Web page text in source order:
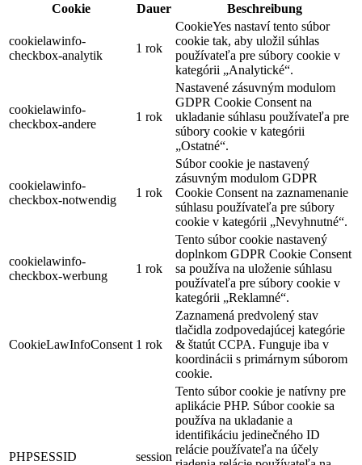
Cookie
Dauer Beschreibung
cookielawinfo-
checkbox-analytik
1 rok
CookieYes nastaví tento súbor
cookie tak, aby uložil súhlas
používateľa pre súbory cookie v
kategórii „Analytické“.
cookielawinfo-
checkbox-andere
1 rok
Nastavené zásuvným modulom
GDPR Cookie Consent na
ukladanie súhlasu používateľa pre
súbory cookie v kategórii
„Ostatné“.
cookielawinfo-
checkbox-notwendig
1 rok
Súbor cookie je nastavený
zásuvným modulom GDPR
Cookie Consent na zaznamenanie
súhlasu používateľa pre súbory
cookie v kategórii „Nevyhnutné“.
cookielawinfo-
checkbox-werbung
1 rok
Tento súbor cookie nastavený
doplnkom GDPR Cookie Consent
sa používa na uloženie súhlasu
používateľa pre súbory cookie v
kategórii „Reklamné“.
CookieLawInfoConsent 1 rok
Zaznamená predvolený stav
tlačidla zodpovedajúcej kategórie
& štatút CCPA. Funguje iba v
koordinácii s primárnym súborom
cookie.
PHPSESSID session
Tento súbor cookie je natívny pre
aplikácie PHP. Súbor cookie sa
používa na ukladanie a
identifikáciu jedinečného ID
relácie používateľa na účely